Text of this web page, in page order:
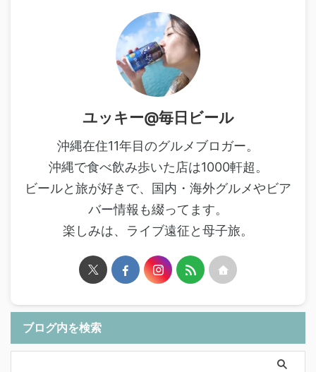
ユッキー@毎日ビール
沖縄在住11年目のグルメブロガー。
沖縄で食べ飲み歩いた店は1000軒超。
ビールと旅が好きで、国内・海外グルメやビア
バー情報も綴ってます。
楽しみは、ライブ遠征と母子旅。
ブログ内を検索